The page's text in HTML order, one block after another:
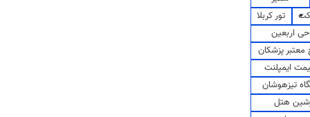
تور کربلا
اربعین
پزشکان
ایمپلنت
تیزهوشان
هتل